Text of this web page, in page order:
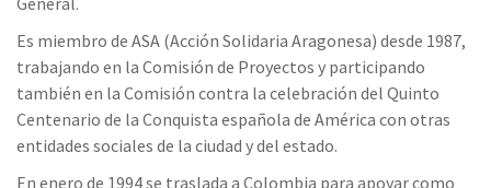
Es miembro de ASA (Acción Solidaria Aragonesa) desde 1987,
trabajando en la Comisión de Proyectos y participando
también en la Comisión contra la celebración del Quinto
Centenario de la Conquista española de América con otras
entidades sociales de la ciudad y del estado.
En enero de 1994 se traslada a Colombia para apoyar como